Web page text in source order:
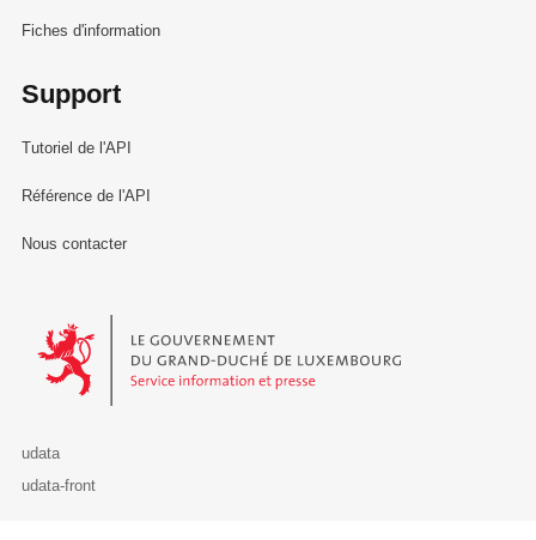
Fiches d'information
Support
Tutoriel de l'API
Référence de l'API
Nous contacter
Le Gouvernement du Grand-Duché de Luxembourg - Service
udata
udata-front